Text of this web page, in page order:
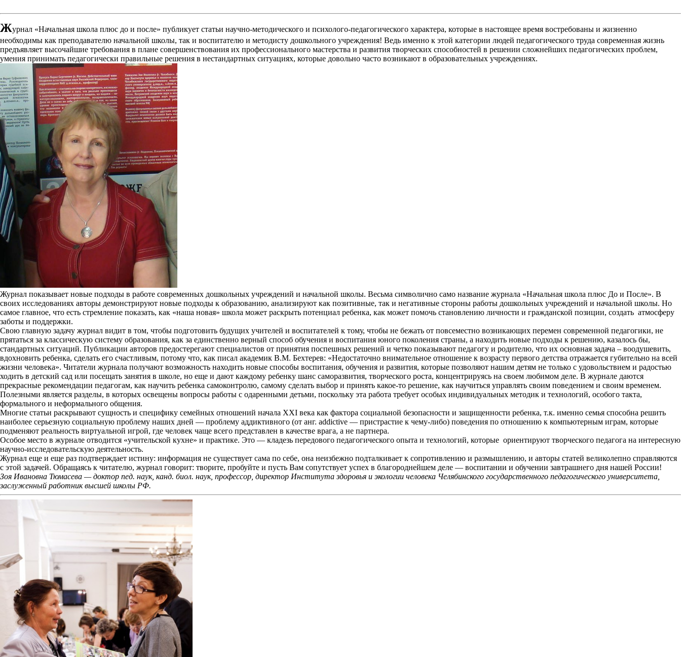
Журнал «Начальная школа плюс до и после» публикует статьи научно-методического и психолого-педагогического характера, которые в настоящее время востребованы и жизненно
необходимы как преподавателю начальной школы, так и воспитателю и методисту дошкольного учреждения! Ведь именно к этой категории людей педагогического труда современная жизнь
предъявляет высочайшие требования в плане совершенствования их профессионального мастерства и развития творческих способностей в решении сложнейших педагогических проблем,
умения принимать педагогически правильные решения в нестандартных ситуациях, которые довольно часто возникают в образовательных учреждениях.
Журнал показывает новые подходы в работе современных дошкольных учреждений и начальной школы. Весьма символично само название журнала «Начальная школа плюс До и После». В
своих исследованиях авторы демонстрируют новые подходы к образованию, анализируют как позитивные, так и негативные стороны работы дошкольных учреждений и начальной школы. Но
самое главное, что есть стремление показать, как «наша новая» школа может раскрыть потенциал ребенка, как может помочь становлению личности и гражданской позиции, создать атмосферу
заботы и поддержки.
Свою главную задачу журнал видит в том, чтобы подготовить будущих учителей и воспитателей к тому, чтобы не бежать от повсеместно возникающих перемен современной педагогики, не
прятаться за классическую систему образования, как за единственно верный способ обучения и воспитания юного поколения страны, а находить новые подходы к решению, казалось бы,
стандартных ситуаций. Публикации авторов предостерегают специалистов от принятия поспешных решений и четко показывают педагогу и родителю, что их основная задача – воодушевить,
вдохновить ребенка, сделать его счастливым, потому что, как писал академик В.М. Бехтерев: «Недостаточно внимательное отношение к возрасту первого детства отражается губительно на всей
жизни человека». Читатели журнала получают возможность находить новые способы воспитания, обучения и развития, которые позволяют нашим детям не только с удовольствием и радостью
ходить в детский сад или посещать занятия в школе, но еще и дают каждому ребенку шанс саморазвития, творческого роста, концентрируясь на своем любимом деле. В журнале даются
прекрасные рекомендации педагогам, как научить ребенка самоконтролю, самому сделать выбор и принять какое-то решение, как научиться управлять своим поведением и своим временем.
Полезными является разделы, в которых освещены вопросы работы с одаренными детьми, поскольку эта работа требует особых индивидуальных методик и технологий, особого такта,
формального и неформального общения.
Многие статьи раскрывают сущность и специфику семейных отношений начала XXI века как фактора социальной безопасности и защищенности ребенка, т.к. именно семья способна решить
наиболее серьезную социальную проблему наших дней — проблему аддиктивного (от анг. addictive — пристрастие к чему-либо) поведения по отношению к компьютерным играм, которые
подменяют реальность виртуальной игрой, где человек чаще всего представлен в качестве врага, а не партнера.
Особое место в журнале отводится «учительской кухне» и практике. Это — кладезь передового педагогического опыта и технологий, которые ориентируют творческого педагога на интересную
научно-исследовательскую деятельность.
Журнал еще и еще раз подтверждает истину: информация не существует сама по себе, она неизбежно подталкивает к сопротивлению и размышлению, и авторы статей великолепно справляются
с этой задачей. Обращаясь к читателю, журнал говорит: творите, пробуйте и пусть Вам сопутствует успех в благороднейшем деле — воспитании и обучении завтрашнего дня нашей России!
Зоя Ивановна Тюмасева — доктор пед. наук, канд. биол. наук, профессор, директор Института здоровья и экологии человека Челябинского государственного педагогического университета,
заслуженный работник высшей школы РФ.